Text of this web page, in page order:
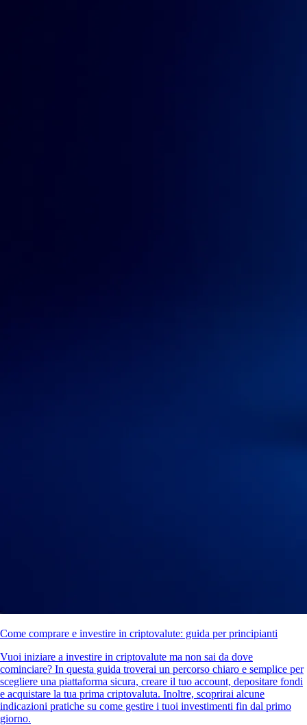
Come comprare e investire in criptovalute: guida per principianti
Vuoi iniziare a investire in criptovalute ma non sai da dove
cominciare? In questa guida troverai un percorso chiaro e semplice per
scegliere una piattaforma sicura, creare il tuo account, depositare fondi
e acquistare la tua prima criptovaluta. Inoltre, scoprirai alcune
indicazioni pratiche su come gestire i tuoi investimenti fin dal primo
giorno.